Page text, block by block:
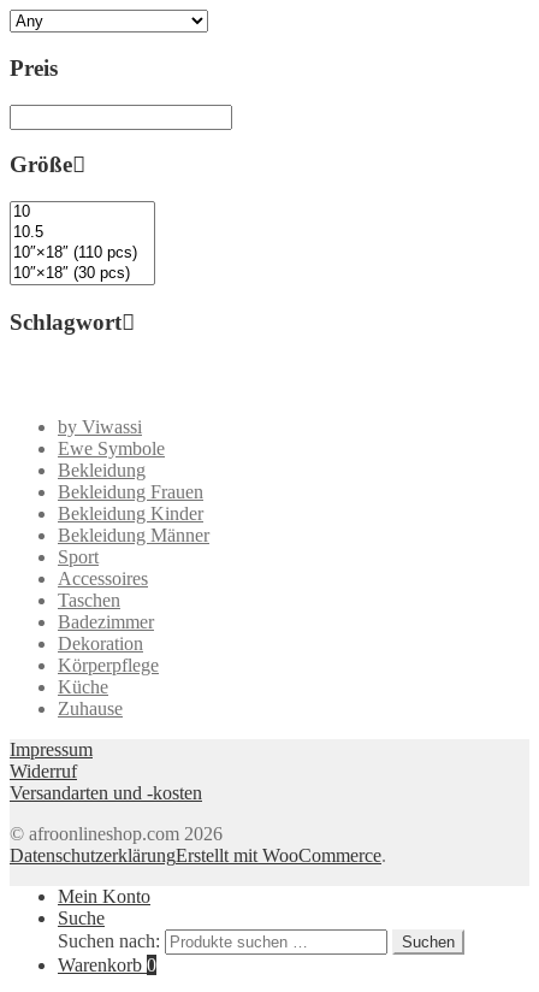
Preis
Größe
Schlagwort
by Viwassi
Ewe Symbole
Bekleidung
Bekleidung Frauen
Bekleidung Kinder
Bekleidung Männer
Sport
Accessoires
Taschen
Badezimmer
Dekoration
Körperpflege
Küche
Zuhause
Impressum
Widerruf
Versandarten und -kosten
© afroonlineshop.com 2026
DatenschutzerklärungErstellt mit WooCommerce.
Mein Konto
Suche
Suchen nach:
Suchen
Warenkorb 0